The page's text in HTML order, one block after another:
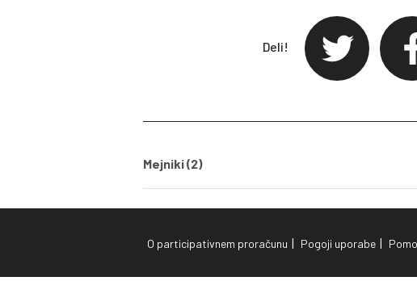
Deli!
twitter
Mejniki (2)
O participativnem proračunu | Pogoji uporabe |